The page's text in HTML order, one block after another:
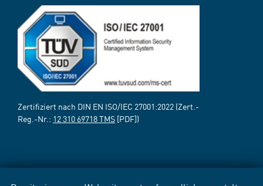
Zertifiziert nach DIN EN ISO/IEC 27001:2022 (Zert.-
Reg.-Nr.: 12 310 69718 TMS [PDF])